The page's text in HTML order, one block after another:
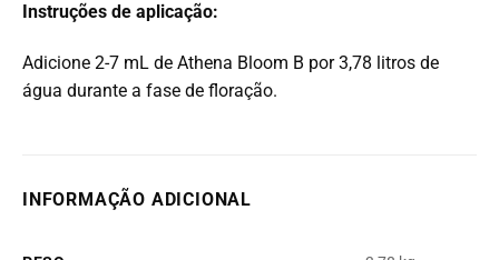
Instruções de aplicação:
Adicione 2-7 mL de Athena Bloom B por 3,78 litros de
água durante a fase de floração.
INFORMAÇÃO ADICIONAL